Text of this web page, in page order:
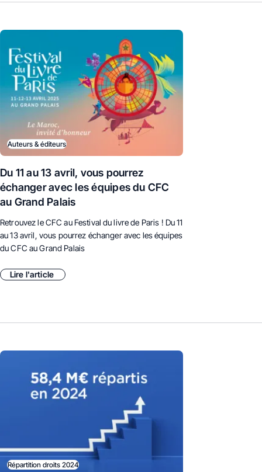
Auteurs & éditeurs
Du 11 au 13 avril, vous pourrez
échanger avec les équipes du CFC
au Grand Palais
Retrouvez le CFC au Festival du livre de Paris ! Du 11
au 13 avril, vous pourrez échanger avec les équipes
du CFC au Grand Palais
Lire l'article
Répartition droits 2024